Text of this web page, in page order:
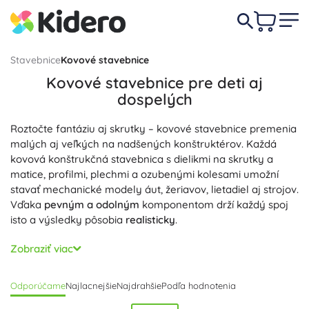
StavebniceKovové stavebnice
Kovové stavebnice pre deti aj
dospelých
Roztočte fantáziu aj skrutky – kovové stavebnice premenia
malých aj veľkých na nadšených konštruktérov. Každá
kovová konštrukčná stavebnica s dielikmi na skrutky a
matice, profilmi, plechmi a ozubenými kolesami umožní
stavať mechanické modely áut, žeriavov, lietadiel aj strojov.
Vďaka pevným a odolným komponentom drží každý spoj
isto a výsledky pôsobia realisticky.
Tieto konštrukčné a mechanické stavebnice patria medzi
technické stavebnice a rozvíjajú
zoznamujú so základmi inžinierstva a STEM – naučia sa
pracovať so skrutkovačom, čítať technické návody a
Zobraziť viac
OdporúčameNajlacnejšieNajdrahšiePodľa hodnotenia